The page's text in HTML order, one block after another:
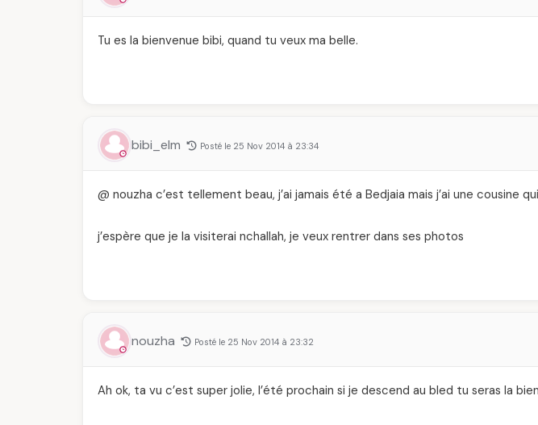
Tu es la bienvenue bibi, quand tu veux ma belle.
bibi_elm Posté le 25 Nov 2014 à 23:34
@ nouzha c’est tellement beau, j’ai jamais été a Bedjaia mais j’ai une cousine
j’espère que je la visiterai nchallah, je veux rentrer dans ses photos
nouzha Posté le 25 Nov 2014 à 23:32
Ah ok, ta vu c’est super jolie, l’été prochain si je descend au bled tu seras la